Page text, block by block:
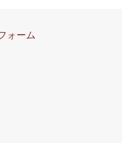
ォーム